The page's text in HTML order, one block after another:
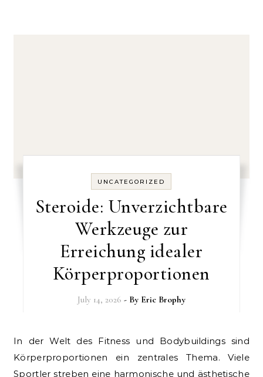
UNCATEGORIZED
Steroide: Unverzichtbare
Werkzeuge zur
Erreichung idealer
Körperproportionen
July 14, 2026 - By Eric Brophy
In der Welt des Fitness und Bodybuildings sind
Körperproportionen ein zentrales Thema. Viele
Sportler streben eine harmonische und ästhetische